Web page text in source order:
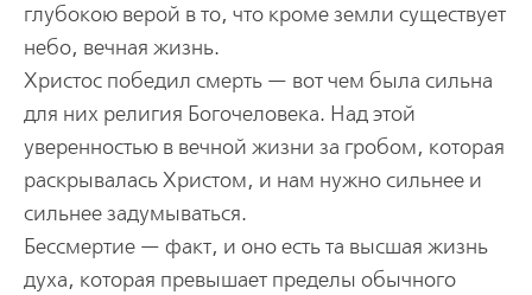
глубокою верой в то, что кроме земли существует
небо, вечная жизнь.
Христос победил смерть — вот чем была сильна
для них религия Богочеловека. Над этой
уверенностью в вечной жизни за гробом, которая
раскрывалась Христом, и нам нужно сильнее и
сильнее задумываться.
Бессмертие — факт, и оно есть та высшая жизнь
духа, которая превышает пределы обычного